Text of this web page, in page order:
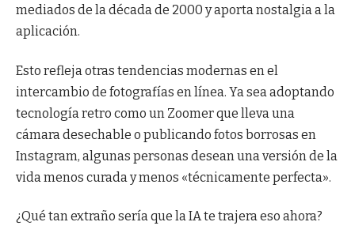
mediados de la década de 2000 y aporta nostalgia a la
aplicación.
Esto refleja otras tendencias modernas en el
intercambio de fotografías en línea. Ya sea adoptando
tecnología retro como un Zoomer que lleva una
cámara desechable o publicando fotos borrosas en
Instagram, algunas personas desean una versión de la
vida menos curada y menos «técnicamente perfecta».
¿Qué tan extraño sería que la IA te trajera eso ahora?